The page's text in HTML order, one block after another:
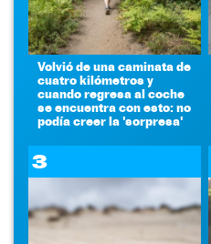
Volvió de una caminata de
cuatro kilómetros y
cuando regresa al coche
se encuentra con esto: no
podía creer la 'sorpresa'
3